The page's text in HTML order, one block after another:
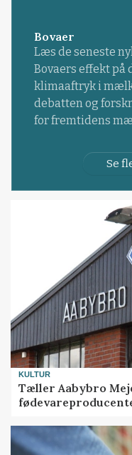
Bovaer
Læs de seneste
Bovaers effekt
klimaaftryk i
debatten og
for fremtidens
Se
KULTUR
Tæller Aabybro